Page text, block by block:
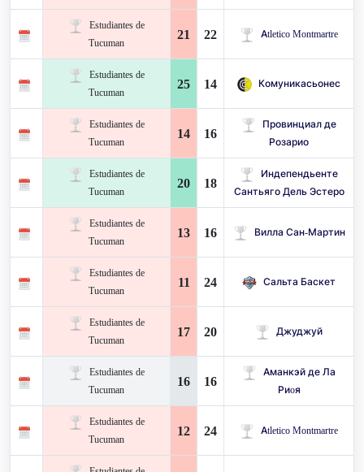
Estudiantes de
Tucuman
21 22 Atletico Montmartre
Estudiantes de
Tucuman
25 14 Комуникасьонес
Estudiantes de
Tucuman
14 16
Провинциал де
Розарио
Estudiantes de
Tucuman
20 18
Индепендьенте
Сантьяго Дель Эстеро
Estudiantes de
Tucuman
13 16 Вилла Сан-Мартин
Estudiantes de
Tucuman
11 24 Сальта Баскет
Estudiantes de
Tucuman
17 20 Джуджуй
Estudiantes de
Tucuman
16 16
Аманкэй де Ла
Риoя
Estudiantes de
Tucuman
12 24 Atletico Montmartre